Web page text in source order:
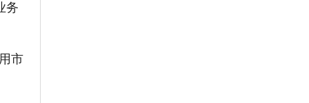
务
市